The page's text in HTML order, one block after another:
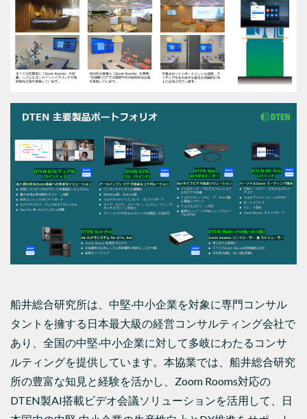
船井総合研究所は、中堅·中小企業を対象に専門コンサル
タントを擁する日本最大級の経営コンサルティング会社で
あり、全国の中堅·中小企業に対して多岐にわたるコンサ
ルティングを提供しています。本協業では、船井総合研究
所の豊富な知見と経験を活かし、Zoom Rooms対応の
DTEN製AI搭載ビデオ会議ソリューションを活用して、日